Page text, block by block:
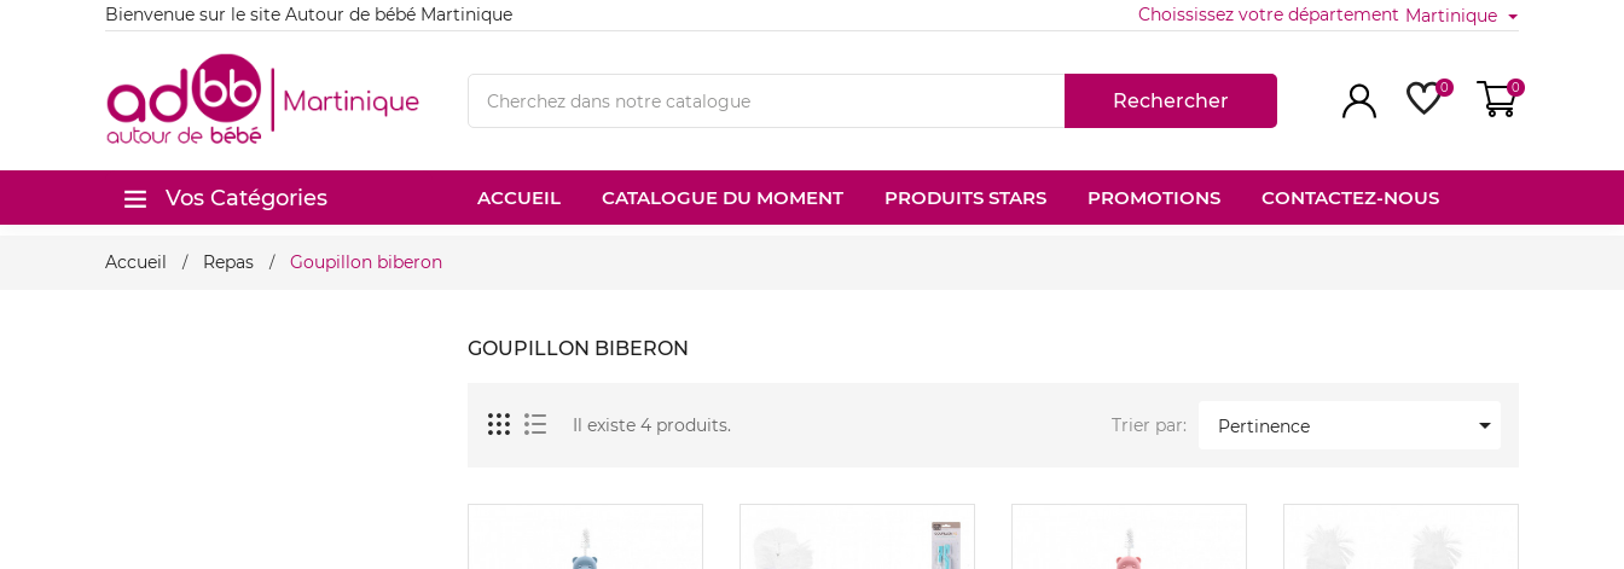
Bienvenue sur le site Autour de bébé Martinique Choississez votre département Martinique
Rechercher
0 0
Vos Catégories ACCUEIL CATALOGUE DU MOMENT PRODUITS STARS PROMOTIONS CONTACTEZ-NOUS
Accueil Repas Goupillon biberon
GOUPILLON BIBERON
Il existe 4 produits. Pertinence 
Trier par:
Nouveau